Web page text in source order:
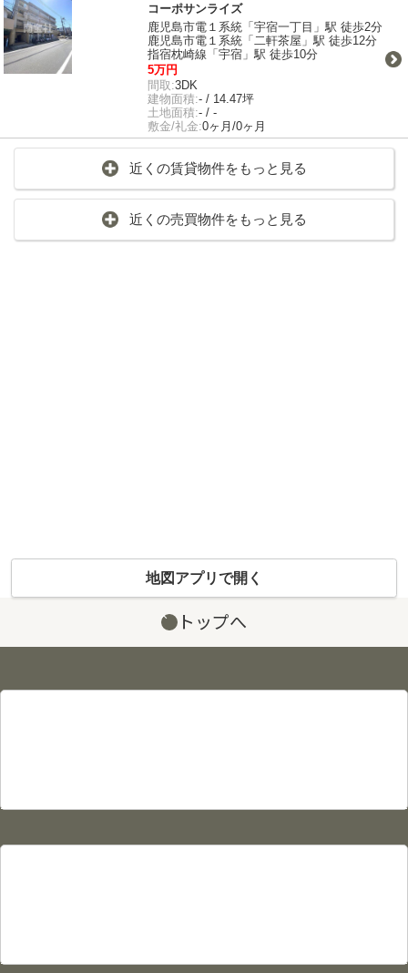
コーポサンライズ
鹿児島市電１系統「宇宿一丁目」駅 徒歩2分
鹿児島市電１系統「二軒茶屋」駅 徒歩12分
指宿枕崎線「宇宿」駅 徒歩10分
5万円
間取:3DK
建物面積:- / 14.47坪
土地面積:- / -
敷金/礼金:0ヶ月/0ヶ月
近くの賃貸物件をもっと見る
近くの売買物件をもっと見る
地図アプリで開く
トップへ